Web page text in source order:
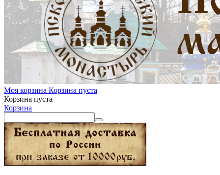
Моя корзина Корзина пуста
Корзина пуста
Корзина